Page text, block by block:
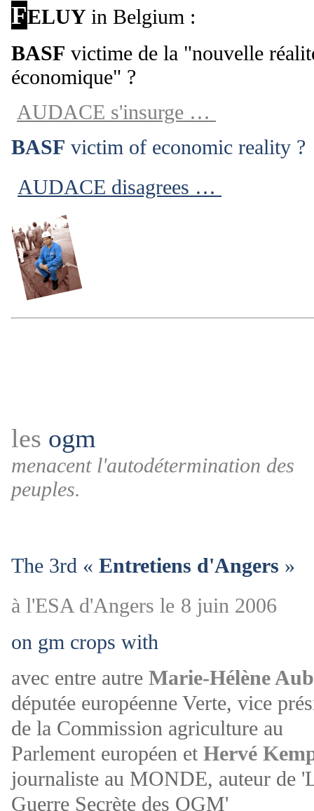
FELUY in Belgium :
BASF victime de la "nouvelle
économique" ?
AUDACE s'insurge …
BASF victim of economic reality
AUDACE disagrees …
les ogm
menacent l'autodétermination des
peuples.
The 3rd « Entretiens d'Angers »
à l'ESA d'Angers le 8 juin 2006
on gm crops with
avec entre autre Marie-Hélène
députée européenne Verte, vice
de la Commission agriculture au
Parlement européen et Hervé
journaliste au MONDE, auteur de
Guerre Secrète des OGM'